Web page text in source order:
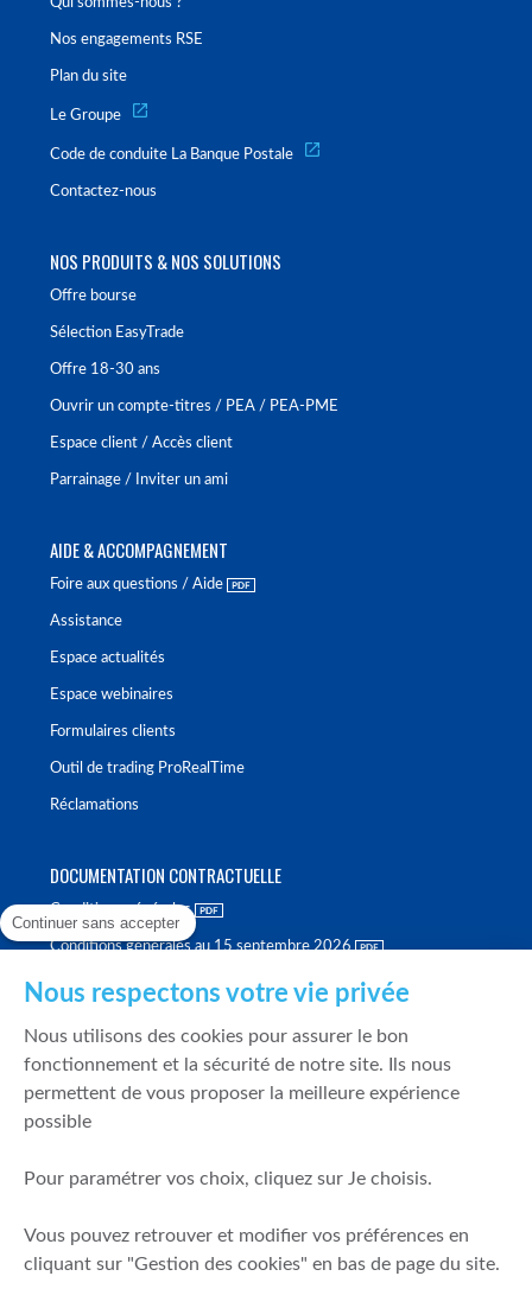
Nos engagements RSE
Plan du site
Le Groupe
Code de conduite La Banque Postale
Contactez-nous
NOS PRODUITS & NOS SOLUTIONS
Offre bourse
Sélection EasyTrade
Offre 18-30 ans
Ouvrir un compte-titres / PEA / PEA-PME
Espace client / Accès client
Parrainage / Inviter un ami
AIDE & ACCOMPAGNEMENT
Foire aux questions / Aide
Assistance
Espace actualités
Espace webinaires
Formulaires clients
Outil de trading ProRealTime
Réclamations
DOCUMENTATION CONTRACTUELLE
Conditions générales
Conditions générales au 15 septembre 2026
Politique de meilleure sélection
Politique de durabilité
Fonds de garantie des dépôts et de résolution
Mentions légales
Prévention de la fraude
Continuer sans accepter
Nous respectons votre vie privée
Nous utilisons des cookies pour assurer le bon
fonctionnement et la sécurité de notre site. Ils nous
permettent de vous proposer la meilleure expérience
possible
Pour paramétrer vos choix, cliquez sur Je choisis.
Vous pouvez retrouver et modifier vos préférences en
cliquant sur "Gestion des cookies" en bas de page du site.